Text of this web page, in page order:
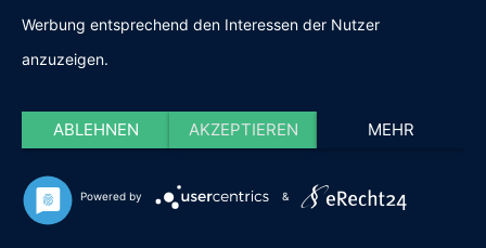
Werbung entsprechend den Interessen der Nutzer
anzuzeigen.
ABLEHNEN AKZEPTIEREN MEHR
Powered by &